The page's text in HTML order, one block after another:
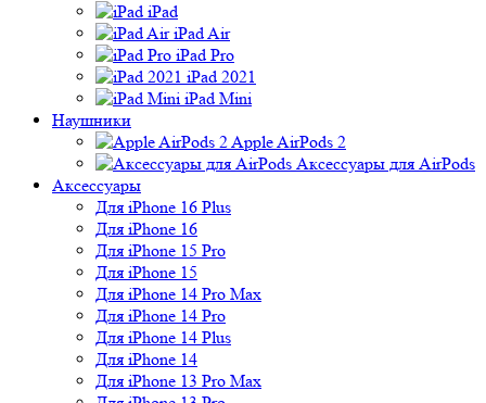
iPad
iPad Air
iPad Pro
iPad 2021
iPad Mini
Наушники
Apple AirPods 2
Аксессуары для AirPods
Аксессуары
Для iPhone 16 Plus
Для iPhone 16
Для iPhone 15 Pro
Для iPhone 15
Для iPhone 14 Pro Max
Для iPhone 14 Pro
Для iPhone 14 Plus
Для iPhone 14
Для iPhone 13 Pro Max